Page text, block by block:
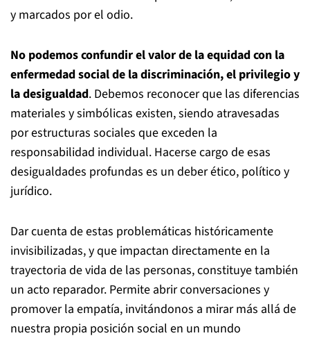
y marcados por el odio.
No podemos confundir el valor de la equidad con la
enfermedad social de la discriminación, el privilegio y
la desigualdad. Debemos reconocer que las diferencias
materiales y simbólicas existen, siendo atravesadas
por estructuras sociales que exceden la
responsabilidad individual. Hacerse cargo de esas
desigualdades profundas es un deber ético, político y
jurídico.
Dar cuenta de estas problemáticas históricamente
invisibilizadas, y que impactan directamente en la
trayectoria de vida de las personas, constituye también
un acto reparador. Permite abrir conversaciones y
promover la empatía, invitándonos a mirar más allá de
nuestra propia posición social en un mundo